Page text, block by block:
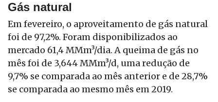
Gás natural
Em fevereiro, o aproveitamento de gás natural
foi de 97,2%. Foram disponibilizados ao
mercado 61,4 MMm³/dia. A queima de gás no
mês foi de 3,644 MMm³/d, uma redução de
9,7% se comparada ao mês anterior e de 28,7%
se comparada ao mesmo mês em 2019.